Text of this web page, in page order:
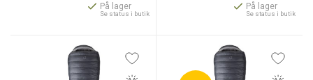
På lager
Se status i butik
På lager
Se status i butik